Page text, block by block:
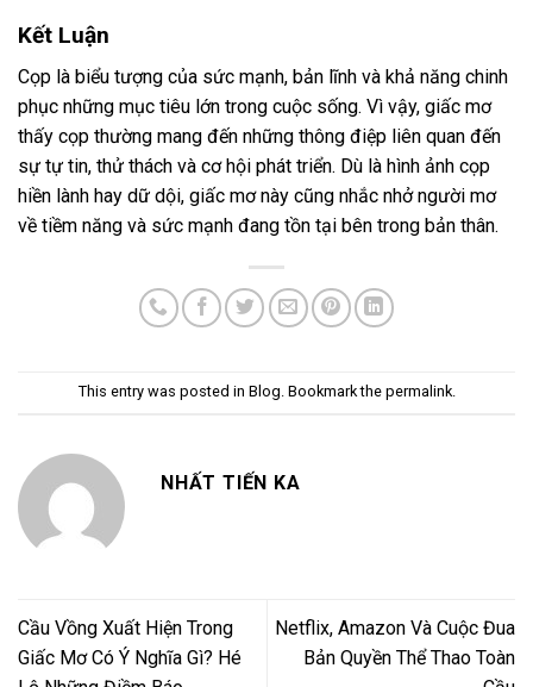
Kết Luận
Cọp là biểu tượng của sức mạnh, bản lĩnh và khả năng chinh
phục những mục tiêu lớn trong cuộc sống. Vì vậy, giấc mơ
thấy cọp thường mang đến những thông điệp liên quan đến
sự tự tin, thử thách và cơ hội phát triển. Dù là hình ảnh cọp
hiền lành hay dữ dội, giấc mơ này cũng nhắc nhở người mơ
về tiềm năng và sức mạnh đang tồn tại bên trong bản thân.
This entry was posted in Blog. Bookmark the permalink.
NHẤT TIẾN KA
Cầu Vồng Xuất Hiện Trong
Giấc Mơ Có Ý Nghĩa Gì? Hé
Netflix, Amazon Và Cuộc Đua
Bản Quyền Thể Thao Toàn